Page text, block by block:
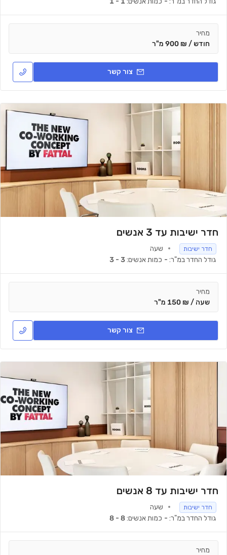
מחיר
חודש / ₪ 900 מ"ר
צור קשר
חדר ישיבות עד 3 אנשים
חדר ישיבות
שעה
כמות אנשים:3 - 3 גודל החדר במ"ר: -
מחיר
שעה / ₪ 150 מ"ר
צור קשר
חדר ישיבות עד 8 אנשים
חדר ישיבות
שעה
כמות אנשים:8 - 8 גודל החדר במ"ר: -
מחיר